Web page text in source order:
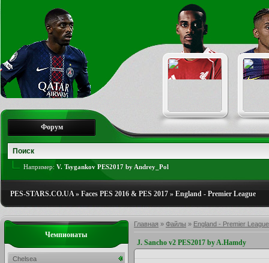
Форум
Например: V. Tsygankov PES2017 by Andrey_Pol
PES-STARS.CO.UA» Faces PES 2016 & PES 2017 » England - Premier League
Главная » Файлы » England - Premier League
J. Sancho v2 PES2017 by A.Hamdy
Чемпионаты
Chelsea